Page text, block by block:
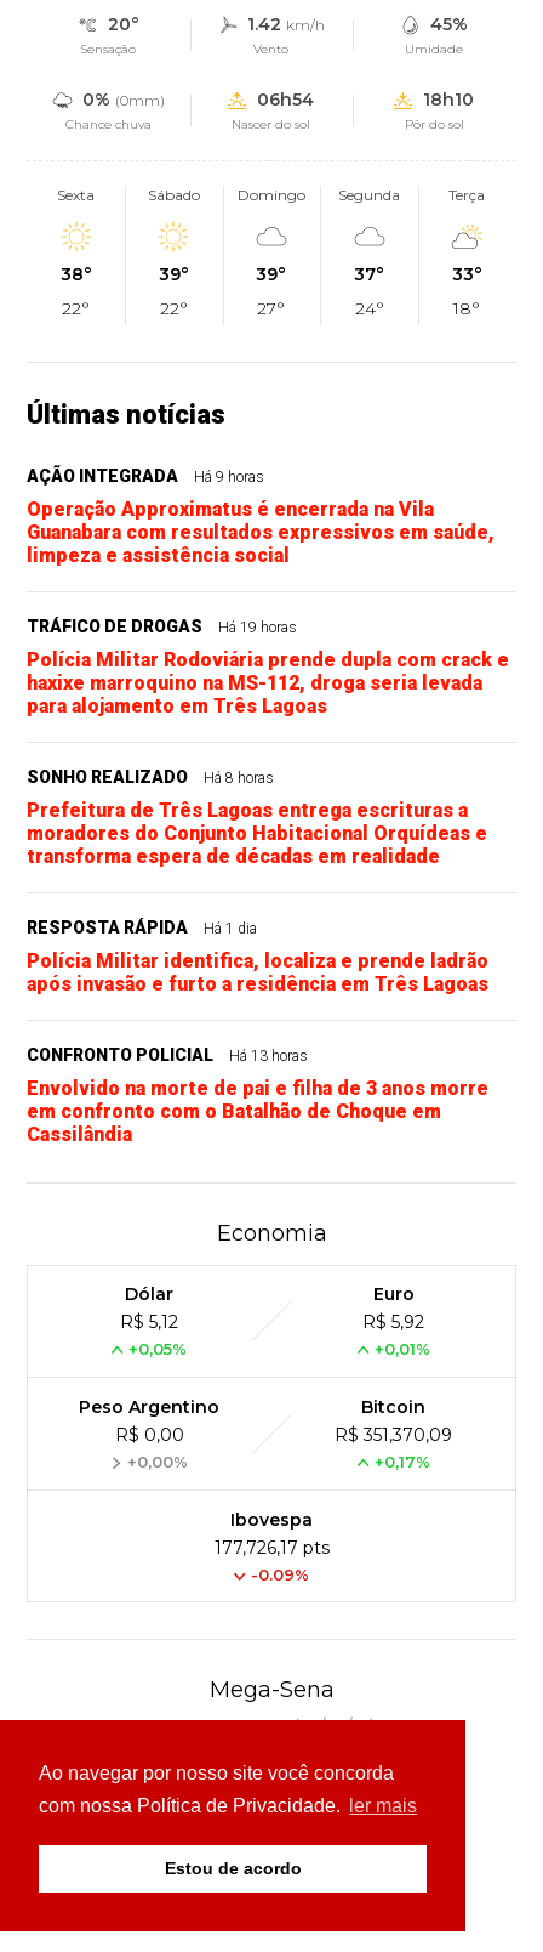
Ao navegar por nosso site você concorda
com nossa Política de Privacidade.
ler mais
Estou de acordo
20°
Sensação
1.42 km/h
Vento
45%
Umidade
0% (0mm)
Chance chuva
06h54
Nascer do sol
18h10
Pôr do sol
Sexta
38°
22°
Sábado
39°
22°
Domingo
39°
27°
Segunda
37°
24°
Terça
33°
18°
Últimas notícias
AÇÃO INTEGRADA Há 9 horas
Operação Approximatus é encerrada na Vila
Guanabara com resultados expressivos em saúde,
limpeza e assistência social
TRÁFICO DE DROGAS Há 19 horas
Polícia Militar Rodoviária prende dupla com crack e
haxixe marroquino na MS-112, droga seria levada
para alojamento em Três Lagoas
SONHO REALIZADO Há 8 horas
Prefeitura de Três Lagoas entrega escrituras a
moradores do Conjunto Habitacional Orquídeas e
transforma espera de décadas em realidade
RESPOSTA RÁPIDA Há 1 dia
Polícia Militar identifica, localiza e prende ladrão
após invasão e furto a residência em Três Lagoas
CONFRONTO POLICIAL Há 13 horas
Envolvido na morte de pai e filha de 3 anos morre
em confronto com o Batalhão de Choque em
Cassilândia
Economia
Dólar
R$ 5,12
+0,05%
Euro
R$ 5,92
+0,01%
Peso Argentino
R$ 0,00
+0,00%
Bitcoin
R$ 351,370,09
+0,17%
Ibovespa
177,726,17 pts
-0.09%
Mega-Sena
Concurso 3040 (04/08/26)
03 16 24 30 49